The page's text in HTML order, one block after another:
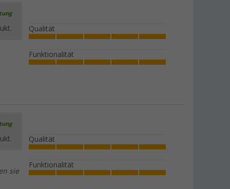
Qualität
Funktionalität
sie
Qualität
Funktionalität